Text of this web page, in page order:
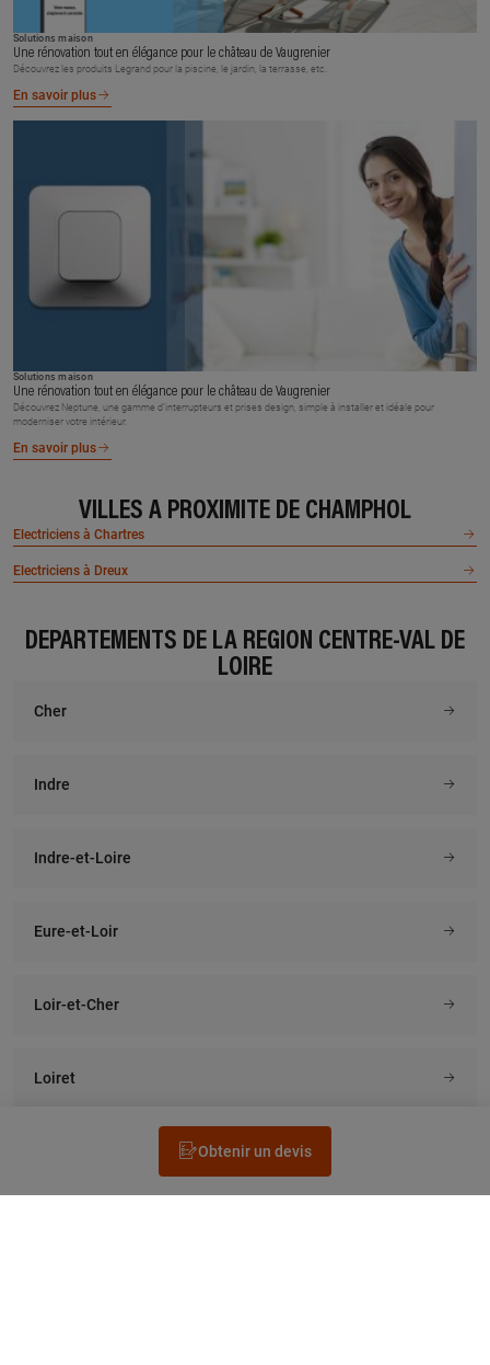
Obtenir un devis
Solutions maison
Une rénovation tout en élégance pour le château de Vaugrenier
Découvrez les produits Legrand pour la piscine, le jardin, la terrasse, etc.
En savoir plus
Solutions maison
Une rénovation tout en élégance pour le château de Vaugrenier
Découvrez Neptune, une gamme d’interrupteurs et prises design, simple à installer et idéale pour
moderniser votre intérieur.
En savoir plus
VILLES À PROXIMITÉ DE CHAMPHOL
Electriciens à Chartres
Electriciens à Dreux
DÉPARTEMENTS DE LA RÉGION CENTRE-VAL DE
LOIRE
Cher
Indre
Indre-et-Loire
Eure-et-Loir
Loir-et-Cher
Loiret